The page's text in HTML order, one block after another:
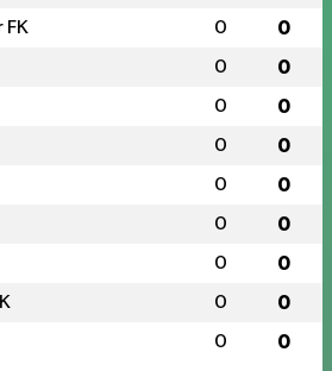
FK 0 0
0 0
0 0
0 0
0 0
0 0
0 0
0 0
0 0